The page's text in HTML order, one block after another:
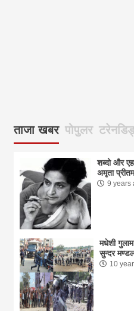
ताजा खबर पोपुलर
शब्दो और
अमृता
9 years
मधेशी
सुन्दर
10